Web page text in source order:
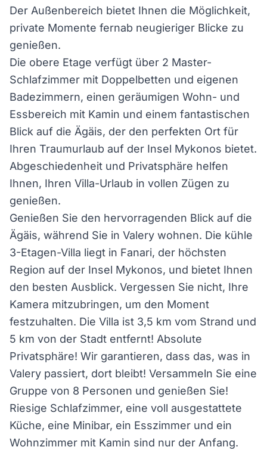
Der Außenbereich bietet Ihnen die Möglichkeit,
private Momente fernab neugieriger Blicke zu
genießen.
Die obere Etage verfügt über 2 Master-
Schlafzimmer mit Doppelbetten und eigenen
Badezimmern, einen geräumigen Wohn- und
Essbereich mit Kamin und einem fantastischen
Blick auf die Ägäis, der den perfekten Ort für
Ihren Traumurlaub auf der Insel Mykonos bietet.
Abgeschiedenheit und Privatsphäre helfen
Ihnen, Ihren Villa-Urlaub in vollen Zügen zu
genießen.
Genießen Sie den hervorragenden Blick auf die
Ägäis, während Sie in Valery wohnen. Die kühle
3-Etagen-Villa liegt in Fanari, der höchsten
Region auf der Insel Mykonos, und bietet Ihnen
den besten Ausblick. Vergessen Sie nicht, Ihre
Kamera mitzubringen, um den Moment
festzuhalten. Die Villa ist 3,5 km vom Strand und
5 km von der Stadt entfernt! Absolute
Privatsphäre! Wir garantieren, dass das, was in
Valery passiert, dort bleibt! Versammeln Sie eine
Gruppe von 8 Personen und genießen Sie!
Riesige Schlafzimmer, eine voll ausgestattete
Küche, eine Minibar, ein Esszimmer und ein
Wohnzimmer mit Kamin sind nur der Anfang.